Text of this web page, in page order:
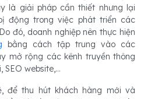
là giải pháp cần thiết nhưng lại
động trong việc phát triển các
đó, doanh nghiệp nên thực hiện
bằng cách tập trung vào các
mở rộng các kênh truyền thông
website,...
để thu hút khách hàng mới và